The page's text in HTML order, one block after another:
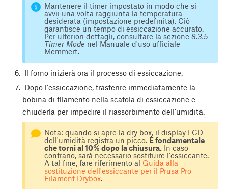
Mantenere il timer impostato in modo che si
avvii una volta raggiunta la temperatura
desiderata (impostazione predefinita). Ciò
garantisce un tempo di essiccazione accurato.
Per ulteriori dettagli, consultare la sezione8.3.5
Timer Mode nel Manuale d'uso ufficiale
Memmert.
Il forno inizierà ora il processo di essiccazione.
Dopo l'essiccazione, trasferire immediatamente la
bobina di filamento nella scatola di essiccazione e
chiuderla per impedire il riassorbimento dell'umidità.
Nota: quando si apre la dry box, il display LCD
dell'umidità registra un picco. È fondamentale
che torni al 10% dopo la chiusura. In caso
contrario, sarà necessario sostituire l'essiccante.
A tal fine, fare riferimento al Guida alla
sostituzione dell'essiccante per il Prusa Pro
Filament Drybox.